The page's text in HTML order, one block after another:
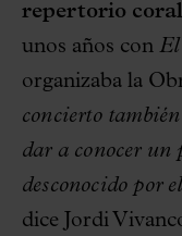
repertorio
unos años con El
organizaba la
concierto
dar a conocer un
desconocido por
dice Jordi